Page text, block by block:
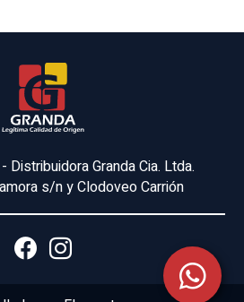
Granda Cia. Ltda.
s/n y Clodoveo Carrión